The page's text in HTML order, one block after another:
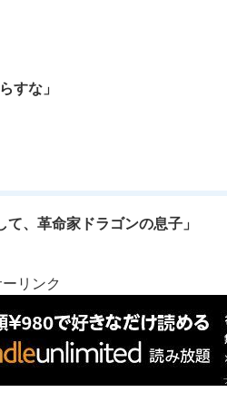
すな」
、革命家ドラゴンの息子」
リンク